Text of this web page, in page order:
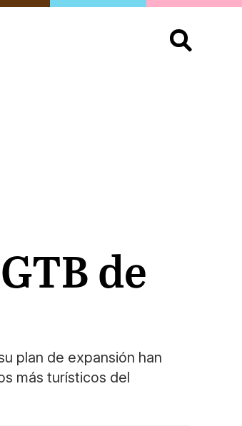
Buscar:
de
plan de expansión han
más turísticos del